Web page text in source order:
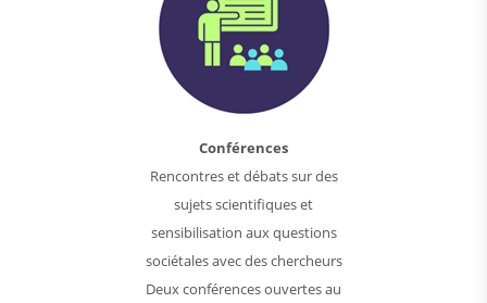
Conférences
Rencontres et débats sur des
sujets scientifiques et
sensibilisation aux questions
sociétales avec des chercheurs
Deux conférences ouvertes au